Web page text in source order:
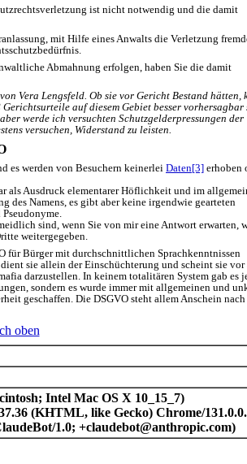
ist nicht notwendig und die damit
mit Hilfe eines Anwalts die Verletzung
Abmahnung erfolgen, haben Sie die damit
Vera Lengsfeld. Ob sie vor Gericht Bestand hätten,
auf diesem Gebiet besser vorhersagbar
werde ich versuchten Schutzgelderpressungen der
versuchen, Widerstand zu leisten.
es werden von Besuchern keinerlei Daten[3] erhoben
als Ausdruck elementarer Höflichkeit und im
des Namens, es gibt aber keine irgendwie gearteten
Pseudonyme.
sind, wenn Sie von mir eine Antwort erwarten,
weitergegeben.
für Bürger mit durchschnittlichen Sprachkenntnissen
sie allein der Einschüchterung und scheint sie
darzustellen. In keinem totalitären System gab es
sondern es wurde immer mit allgemeinen und
geschaffen. Die DSGVO steht allem Anschein
oben
Intel Mac OS X 10_15_7)
(KHTML, like Gecko) Chrome/
1.0; +claudebot@anthropic.com)